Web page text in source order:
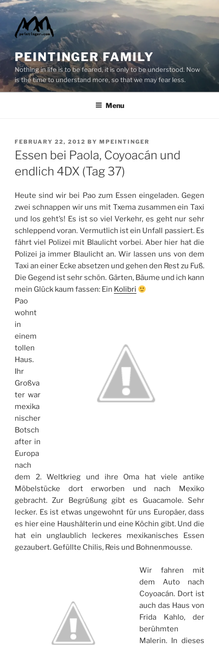
Skip
to
content
PEINTINGER FAMILY
Nothing in life is to be feared, it is only to be understood. Now
is the time to understand more, so that we may fear less.
Menu
POSTED
ON
FEBRUARY 22, 2012 BY MPEINTINGER
Essen bei Paola, Coyoacán und
endlich 4DX (Tag 37)
Heute sind wir bei Pao zum Essen eingeladen. Gegen
zwei schnappen wir uns mit Txema zusammen ein Taxi
und los geht’s! Es ist so viel Verkehr, es geht nur sehr
schleppend voran. Vermutlich ist ein Unfall passiert. Es
fährt viel Polizei mit Blaulicht vorbei. Aber hier hat die
Polizei ja immer Blaulicht an. Wir lassen uns von dem
Taxi an einer Ecke absetzen und gehen den Rest zu Fuß.
Die Gegend ist sehr schön. Gärten, Bäume und ich kann
mein Glück kaum fassen: Ein Kolibri
Pao
wohnt
in
einem
tollen
Haus.
Ihr
Großva
ter war
mexika
nischer
Botsch
after in
Europa
nach
dem 2. Weltkrieg und ihre Oma hat viele antike
Möbelstücke dort erworben und nach Mexiko
gebracht. Zur Begrüßung gibt es Guacamole. Sehr
lecker. Es ist etwas ungewohnt für uns Europäer, dass
es hier eine Haushälterin und eine Köchin gibt. Und die
hat ein unglaublich leckeres mexikanisches Essen
gezaubert. Gefüllte Chilis, Reis und Bohnenmousse.
Wir fahren mit
dem Auto nach
Coyoacán. Dort ist
auch das Haus von
Frida Kahlo, der
berühmten
Malerin. In dieses